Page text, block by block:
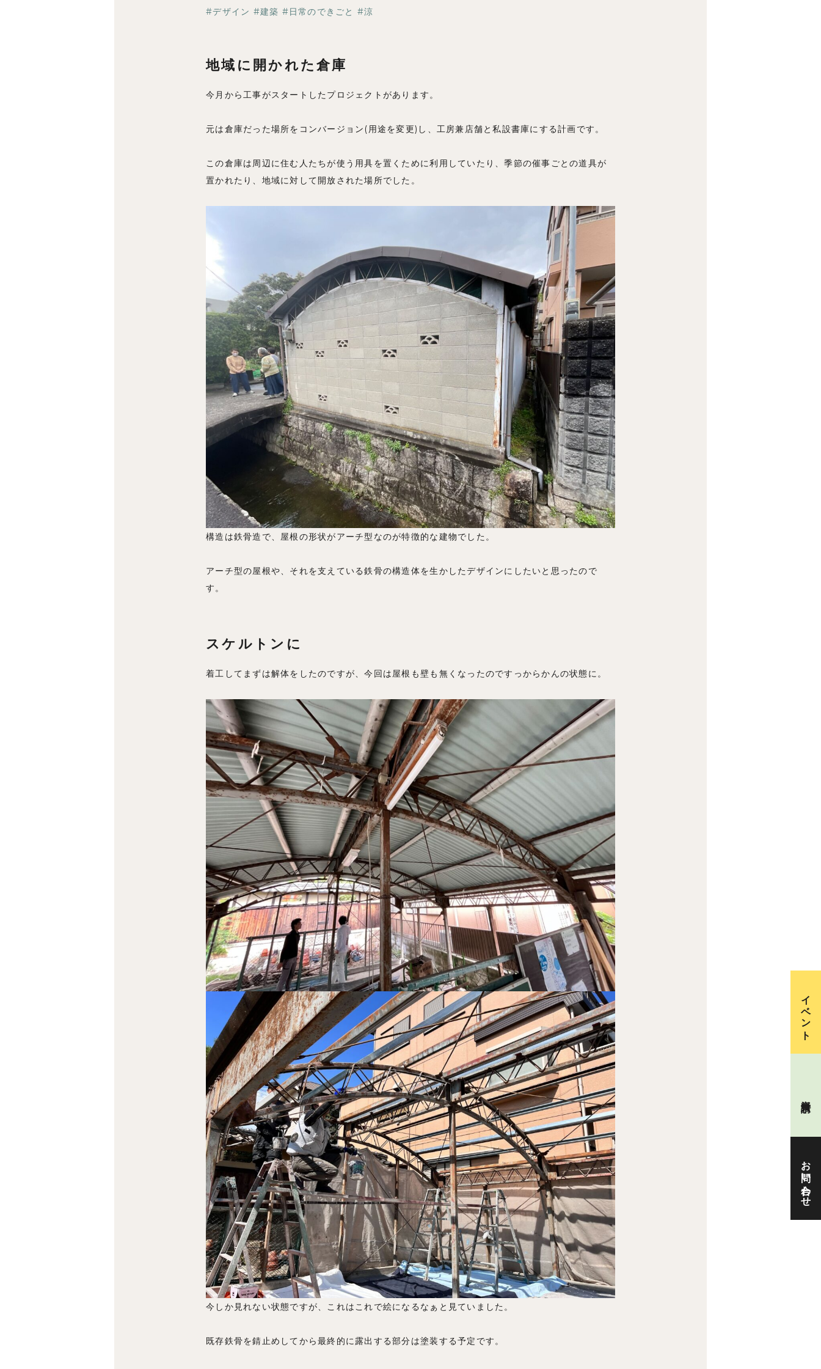
ブログ
デザイン 建築 日常のできごと 涼
地域に開かれた倉庫
今月から工事がスタートしたプロジェクトがあります。
元は倉庫だった場所をコンバージョン(用途を変更)し、工房兼店舗と私設書庫にする計画です。
この倉庫は周辺に住む人たちが使う用具を置くために利用していたり、季節の催事ごとの道具が
置かれたり、地域に対して開放された場所でした。
構造は鉄骨造で、屋根の形状がアーチ型なのが特徴的な建物でした。
アーチ型の屋根や、それを支えている鉄骨の構造体を生かしたデザインにしたいと思ったので
す。
スケルトンに
着工してまずは解体をしたのですが、今回は屋根も壁も無くなったのですっからかんの状態に。
今しか見れない状態ですが、これはこれで絵になるなぁと見ていました。
既存鉄骨を錆止めしてから最終的に露出する部分は塗装する予定です。
イベント
お問い合わせ